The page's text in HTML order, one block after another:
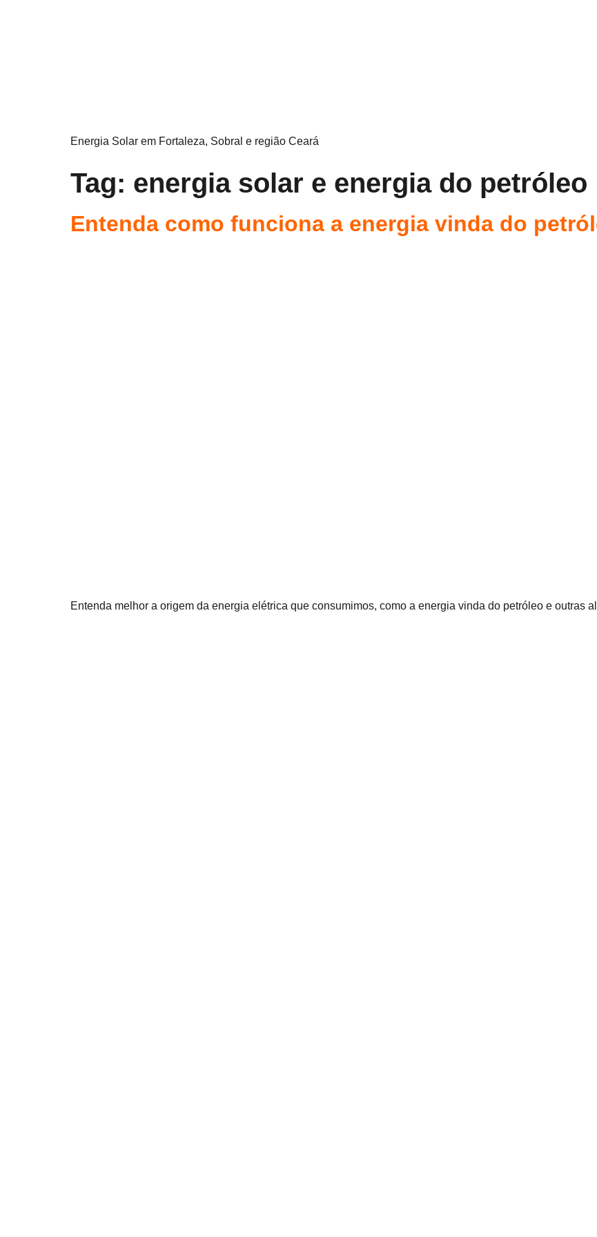
Energia Solar em Fortaleza, Sobral e região Ceará
Tag: energia solar e energia do petróleo
Entenda como funciona a energia vinda do
Entenda melhor a origem da energia elétrica que consumimos, como a energia vinda do petróleo e outras